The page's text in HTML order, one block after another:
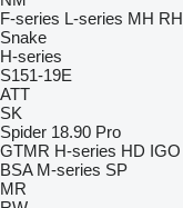
F-series L-series MH RH
Snake
H-series
S151-19E
ATT
SK
Spider 18.90 Pro
GTMR H-series HD IGO
BSA M-series SP
MR